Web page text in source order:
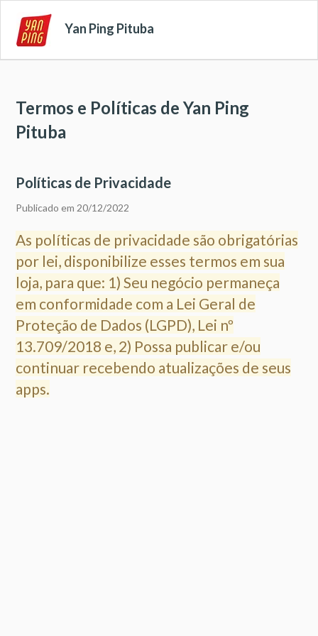
Yan Ping Pituba
Termos e Políticas de Yan Ping
Pituba
Políticas de Privacidade
Publicado em 20/12/2022
As políticas de privacidade são obrigatórias
por lei, disponibilize esses termos em sua
loja, para que: 1) Seu negócio permaneça
em conformidade com a Lei Geral de
Proteção de Dados (LGPD), Lei nº
13.709/2018 e, 2) Possa publicar e/ou
continuar recebendo atualizações de seus
apps.